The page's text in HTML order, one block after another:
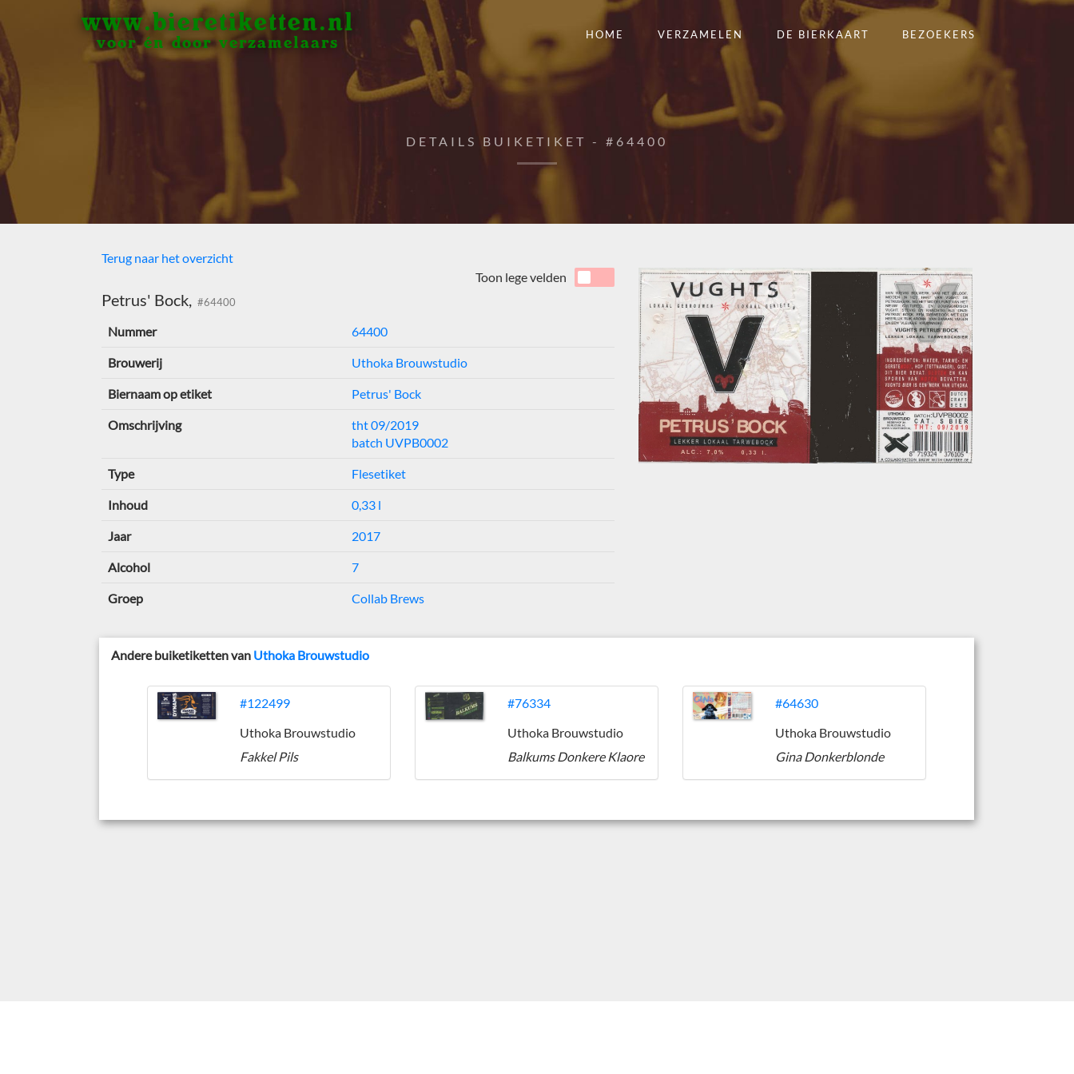
www.bieretiketten.nl
voor én door verzamelaars
HOME VERZAMELEN DE BIERKAART BEZOEKERS
DETAILS BUIKETIKET - #64400
Terug naar het overzicht
Petrus' Bock, #64400
Toon lege velden
Nummer 64400
Brouwerij Uthoka Brouwstudio
Biernaam op etiket Petrus' Bock
Omschrijving
tht 09/2019
batch UVPB0002
Type Flesetiket
Inhoud 0,33 l
Jaar 2017
Alcohol 7
Groep Collab Brews
Andere buiketiketten van Uthoka Brouwstudio
#122499
Uthoka Brouwstudio
Fakkel Pils
#76334
Uthoka Brouwstudio
Balkums Donkere Klaore
#64630
Uthoka Brouwstudio
Gina Donkerblonde